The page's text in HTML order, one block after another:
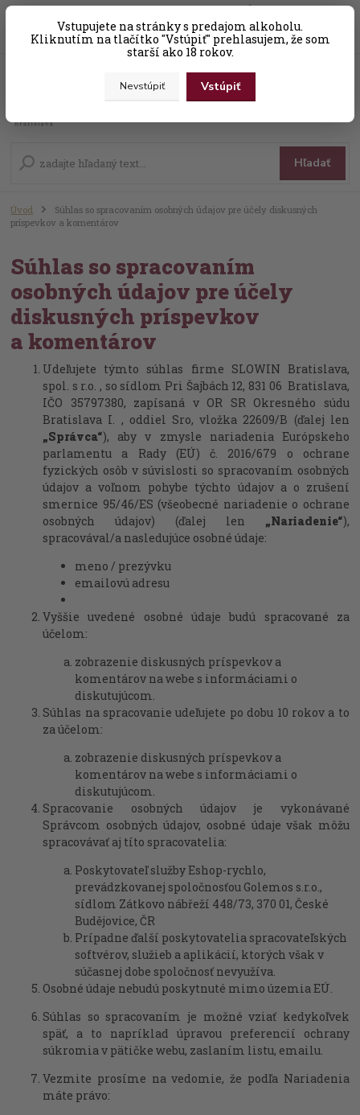
Vstupujete na stránky s predajom alkoholu.
Kliknutím na tlačítko "Vstúpiť" prehlasujem, že som
starší ako 18 rokov.
Nevstúpiť Vstúpiť
Hľadať
+421 (0) 31 56 25 377-8 za0,00 EUR
Úvod
Súhlas so spracovaním osobných údajov pre účely diskusných
príspevkov a komentárov
Súhlas so spracovaním
osobných údajov pre účely
diskusných príspevkov
a komentárov
Udeľujete týmto súhlas firme SLOWIN Bratislava,
spol. s r.o. , so sídlom Pri Šajbách 12, 831 06 Bratislava,
IČO 35797380, zapísaná v OR SR Okresného súdu
Bratislava I. , oddiel Sro, vložka 22609/B (ďalej len
„Správca“), aby v zmysle nariadenia Európskeho
parlamentu a Rady (EÚ) č. 2016/679 o ochrane
fyzických osôb v súvislosti so spracovaním osobných
údajov a voľnom pohybe týchto údajov a o zrušení
smernice 95/46/ES (všeobecné nariadenie o ochrane
osobných údajov) (ďalej len „Nariadenie“),
spracovával/a nasledujúce osobné údaje:
meno / prezývku
emailovú adresu
Vyššie uvedené osobné údaje budú spracované za
účelom:
zobrazenie diskusných príspevkov a
komentárov na webe s informáciami o
diskutujúcom.
Súhlas na spracovanie udeľujete po dobu 10 rokov a to
za účelom:
zobrazenie diskusných príspevkov a
komentárov na webe s informáciami o
diskutujúcom.
Spracovanie osobných údajov je vykonávané
Správcom osobných údajov, osobné údaje však môžu
spracovávať aj títo spracovatelia:
Poskytovateľ služby Eshop-rychlo,
prevádzkovanej spoločnosťou Golemos s.r.o.,
sídlom Zátkovo nábřeží 448/73, 370 01, České
Budějovice, ČR
Prípadne ďalší poskytovatelia spracovateľských
softvérov, služieb a aplikácií, ktorých však v
súčasnej dobe spoločnosť nevyužíva.
Osobné údaje nebudú poskytnuté mimo územia EÚ.
Súhlas so spracovaním je možné vziať kedykoľvek
späť, a to napríklad úpravou preferencií ochrany
súkromia v pätičke webu, zaslaním listu, emailu.
Vezmite prosíme na vedomie, že podľa Nariadenia
máte právo: